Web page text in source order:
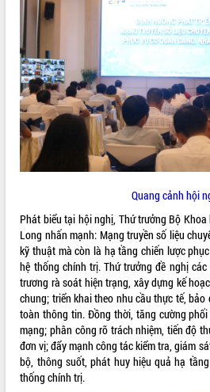
Bàn giải pháp tháo gỡ khó khăn trong
xuất khẩu sầu riêng và triển khai quy
định EUDR
Thứ trưởng Bộ Nông nghiệp và Môi
trường Nguyễn Hoàng Hiệp khảo sát
vùng trồng và doanh nghiệp đóng gói
sầu riêng tại Đắk Lắk
Trình diễn nghệ thuật chế biến các
món ăn từ sầu riêng
Đắk Lắk công bố Quy hoạch và xúc
Ngành cá ngừ Đắk Lắk chủ động thích
ứng để giữ vững thị trường xuất khẩu
Diễn đàn Kinh tế tư nhân Việt Nam đột
phá cơ chế - Hợp tác công tư
Đề án 06 tạo bước ngoặt đột phá trong
cải cách hành chính tỉnh Đắk Lắk
Kết nối tour, đẩy mạnh chuyển đổi số
để phát triển du lịch Đắk Lắk
Khởi động Dự án Đầu tư xây dựng hạ
tầng kỹ thuật Cụm công nghiệp Tân
Tiến
THỐNG KÊ TRUY CẬP
Hôm nay:
Tất cả: 66022850
Quang cảnh hội
Phát biểu tại hội nghị, Thứ trưởng Bộ
Long nhấn mạnh: Mạng truyền số liệu
kỹ thuật mà còn là hạ tầng chiến lược
hệ thống chính trị. Thứ trưởng đề nghị
trương rà soát hiện trạng, xây dựng kế
chung; triển khai theo nhu cầu thực tế, bảo
toàn thông tin. Đồng thời, tăng cường
mạng; phân công rõ trách nhiệm, tiến độ
đơn vị; đẩy mạnh công tác kiểm tra, giám
bộ, thông suốt, phát huy hiệu quả hạ
thống chính trị.